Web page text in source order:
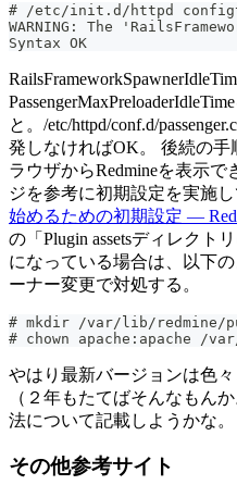
# /etc/init.d/httpd
WARNING: The
Syntax OK
と。/etc/httpd/conf.d/
発しなければOK。 後続の手
ラウザからRedmineを表示
ジを参考に初期設定を実施し
始めるための初期設定 —
の「Plugin assetsディレクト
になっている場合は、以下
ーナー変更で対処する。
# mkdir /var/lib/redmine/
# chown apache:apache /
やはり最新バージョンは色
（２年もたてばそんなもん
法について記載しようかな。
その他参考サイト